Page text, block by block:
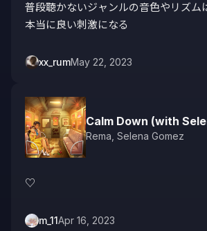
普段聴かないジャンルの音色やリズム
本当に良い刺激になる
xx_rumMay 22, 2023
Calm Down (with
Rema Selena Gomez
♡
m_11Apr 16, 2023